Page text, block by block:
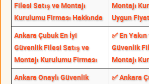
Filesi Satış ve Montajı
Kurulumu Firması Hakkında
Montajı
Uygun
Ankara Çubuk En İyi
Güvenlik Filesi Satış ve
Montajı Kurulumu Firması
✅ En
Güvenlik
Montajı
Ankara Onaylı Güvenlik
✅ Ankara